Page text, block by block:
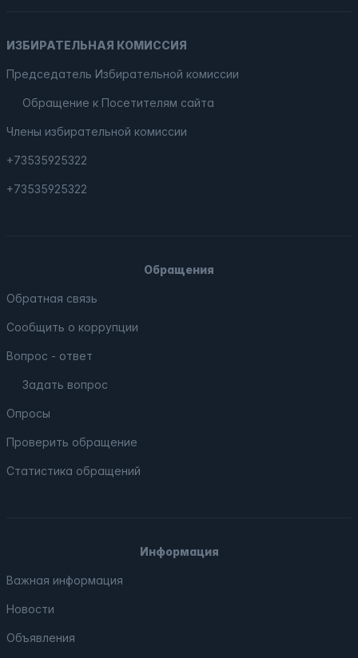
ИЗБИРАТЕЛЬНАЯ КОМИССИЯ
Председатель Избирательной комиссии
Обращение к Посетителям сайта
Члены избирательной комиссии
+73535925322
+73535925322
Обращения
Обратная связь
Сообщить о коррупции
Вопрос - ответ
Задать вопрос
Опросы
Проверить обращение
Статистика обращений
Информация
Важная информация
Новости
Объявления